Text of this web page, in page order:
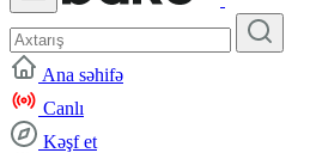
Ana səhifə
Canlı
Kəşf et